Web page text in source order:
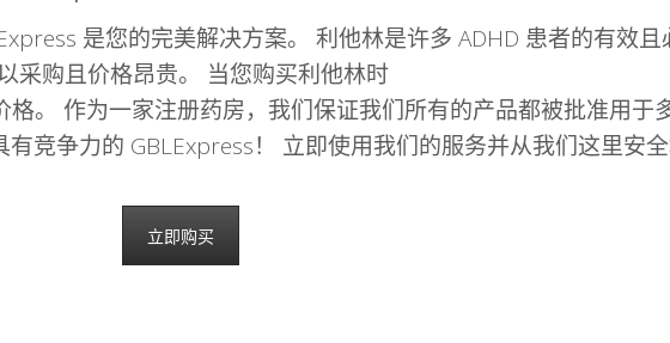
是您的完美解决方案。 利他林是许多 ADHD 患者的有效
采购且价格昂贵。 当您购买利他林时
。 作为一家注册药房，我们保证我们所有的产品都被批准用于
竞争力的 GBLExpress！ 立即使用我们的服务并从我们这里安全
立即购买